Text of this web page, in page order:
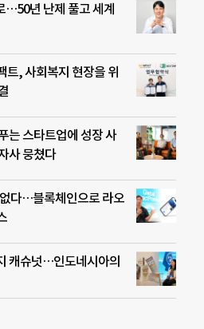
…50년 난제 풀고 세계
트, 사회복지 현장을 위
는 스타트업에 성장 사
사 뭉쳤다
다…블록체인으로 라오
캐슈넛…인도네시아의